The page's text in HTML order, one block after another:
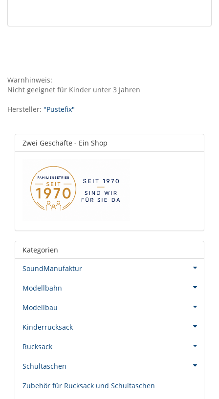
Warnhinweis:
Nicht geeignet für Kinder unter 3 Jahren
Hersteller: "Pustefix"
Zwei Geschäfte - Ein Shop
Kategorien
SoundManufaktur
Modellbahn
Modellbau
Kinderrucksack
Rucksack
Schultaschen
Zubehör für Rucksack und Schultaschen